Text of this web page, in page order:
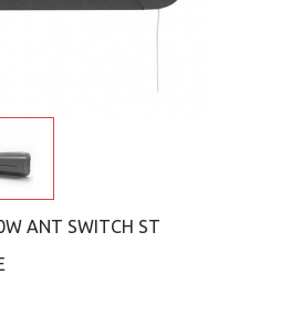
ANT SWITCH ST